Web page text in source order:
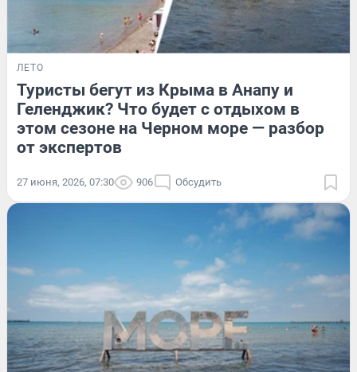
ЛЕТО
Туристы бегут из Крыма в Анапу и
Геленджик? Что будет с отдыхом в
этом сезоне на Черном море — разбор
от экспертов
27 июня, 2026, 07:30 906 Обсудить